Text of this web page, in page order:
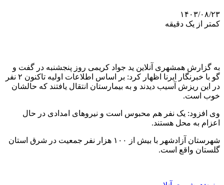
۱۴۰۳/۰۸/۲۳
کمتر از یک دقیقه
به گزارش همشهری آنلاین ید جواد کریمی روز پنجشنبه در گفت و
گو با خبرنگار ایرنا اظهار کرد: بر اساس اطلاعات اولیه تاکنون ۲ نفر
در این ریزش آسیب دیدند و به بیمارستان انتقال یافتند که حالشان
خوب است.
وی افزود: یک نفر هم محبوس است و نیروهای امدادی در حال
اعزام به محل هستند.
شهرستان آزادشهر با بیش از ۱۰۰ هزار نفر جمعیت در شرق استان
گلستان واقع است.